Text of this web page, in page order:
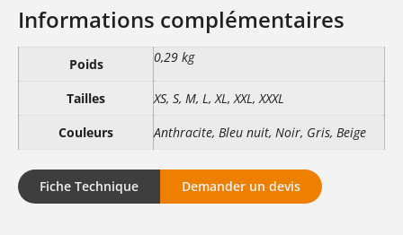
Informations complémentaires
Poids 0,29 kg
Tailles
XS, S, M, L, XL, XXL, XXXL
Couleurs
Anthracite, Bleu nuit, Noir, Gris, Beige
Fiche Technique Demander un devis